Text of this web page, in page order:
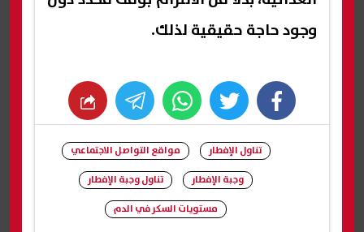
وجود حاجة حقيقية لذلك.
facebook
twitter
whats
تناول الإفطار
مواقع التواصل الاجتماعي
وجبة الإفطار
تناول وجبة الإفطار
مستويات السكر في الدم